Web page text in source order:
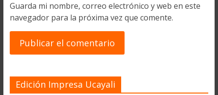
Guarda mi nombre, correo electrónico y web en este
navegador para la próxima vez que comente.
Edición Impresa Ucayali